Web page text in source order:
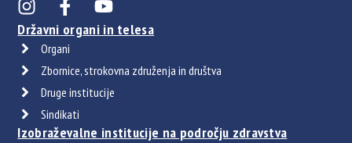
Državni organi in telesa
Organi
Zbornice, strokovna združenja in društva
Druge institucije
Sindikati
Izobraževalne institucije na področju zdravstva